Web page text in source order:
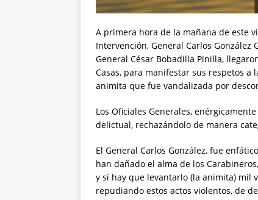
A primera hora de la mañana de este
Intervención, General Carlos González
General César Bobadilla Pinilla,
Casas, para manifestar sus respetos a
animita que fue vandalizada por
Los Oficiales Generales,
delictual, rechazándolo de manera
El General Carlos González, fue
han dañado el alma de los
y si hay que levantarlo (la animita) mil
repudiando estos actos violentos, de